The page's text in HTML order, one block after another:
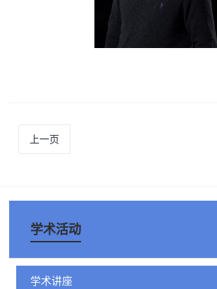
上一页
学术活动
学术讲座